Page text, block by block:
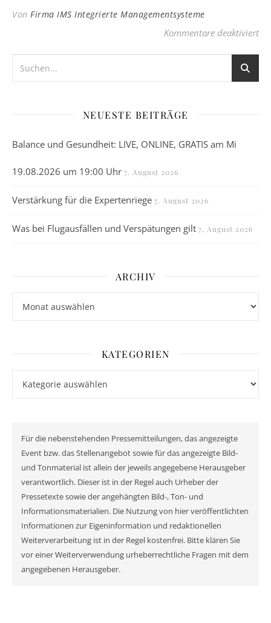
Von Firma IMS Integrierte Managementsysteme
Kommentare deaktiviertfür
NEUESTE BEITRÄGE
Balance und Gesundheit: LIVE, ONLINE, GRATIS am Mi
19.08.2026 um 19:00 Uhr 7. August 2026
Verstärkung für die Expertenriege 7. August 2026
Was bei Flugausfällen und Verspätungen gilt 7. August 2026
ARCHIV
KATEGORIEN
Für die nebenstehenden Pressemitteilungen, das angezeigte
Event bzw. das Stellenangebot sowie für das angezeigte Bild-
und Tonmaterial ist allein der jeweils angegebene Herausgeber
verantwortlich. Dieser ist in der Regel auch Urheber der
Pressetexte sowie der angehängten Bild-, Ton- und
Informationsmaterialien. Die Nutzung von hier veröffentlichten
Informationen zur Eigeninformation und redaktionellen
Weiterverarbeitung ist in der Regel kostenfrei. Bitte klären Sie
vor einer Weiterverwendung urheberrechtliche Fragen mit dem
angegebenen Herausgeber.